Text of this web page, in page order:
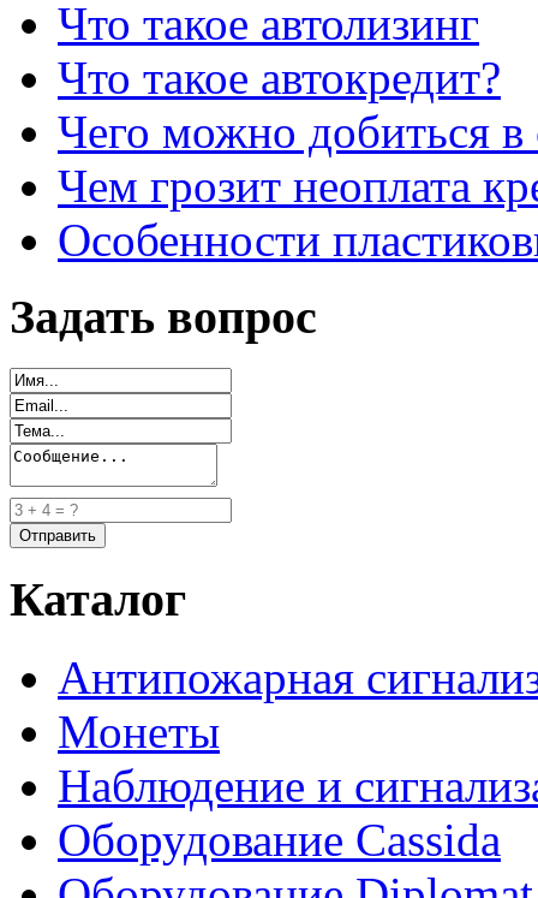
Что такое автолизинг
Что такое автокредит?
Чего можно добиться в
Чем грозит неоплата
Особенности
Задать вопрос
Каталог
Антипожарная
Монеты
Наблюдение и
Оборудование Cassida